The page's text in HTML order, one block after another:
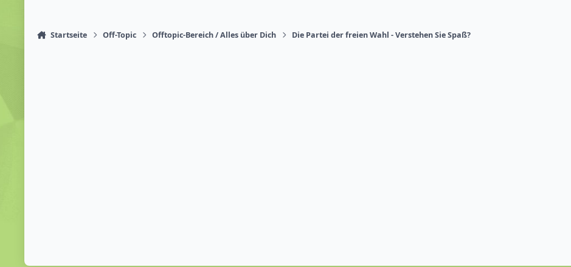
Startseite Off-Topic Offtopic-Bereich / Alles über Dich Die Partei der freien Wahl - Verstehen Sie Spaß?